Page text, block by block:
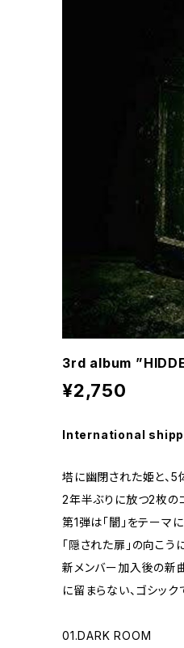
3rd album
¥2,750
International
塔に幽閉された姫と、5
2年半ぶりに放つ2枚のコ
第1弾は「闇」をテーマ
「隠された扉」の向こう
新メンバー加入後の新
に留まらない、ゴシッ
01.DARK ROOM